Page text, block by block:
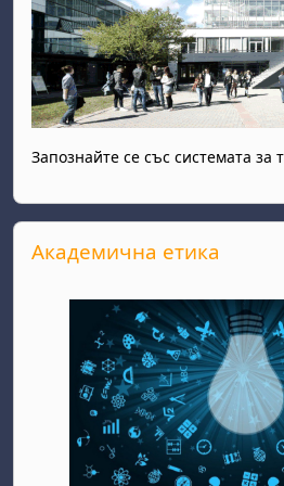
Запознайте се със системата за
Прескочи Академична етика
Академична етика